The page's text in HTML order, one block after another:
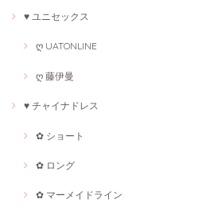
♥ ユニセックス
ღ UATONLINE
ღ 藤伊曼
♥ チャイナドレス
✿ ショート
✿ ロング
✿ マーメイドライン